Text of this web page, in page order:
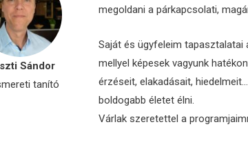
Sándor
tanító
megoldani a párkapcsolati,
Saját és ügyfeleim
mellyel képesek vagyunk
érzéseit, elakadásait,
boldogabb életet élni.
Várlak szeretettel a